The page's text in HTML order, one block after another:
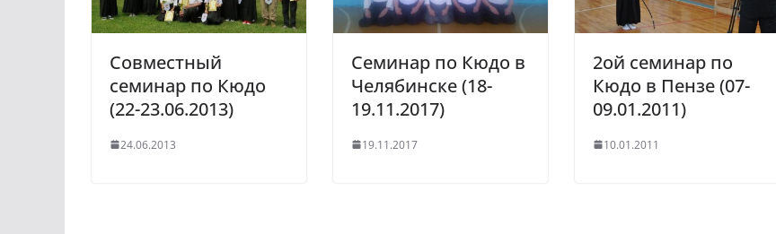
Cовместный
семинар по Кюдо
(22-23.06.2013)
24.06.2013
Семинар по Кюдо в
Челябинске (18-
19.11.2017)
19.11.2017
2ой семинар по
Кюдо в Пензе (07-
09.01.2011)
10.01.2011